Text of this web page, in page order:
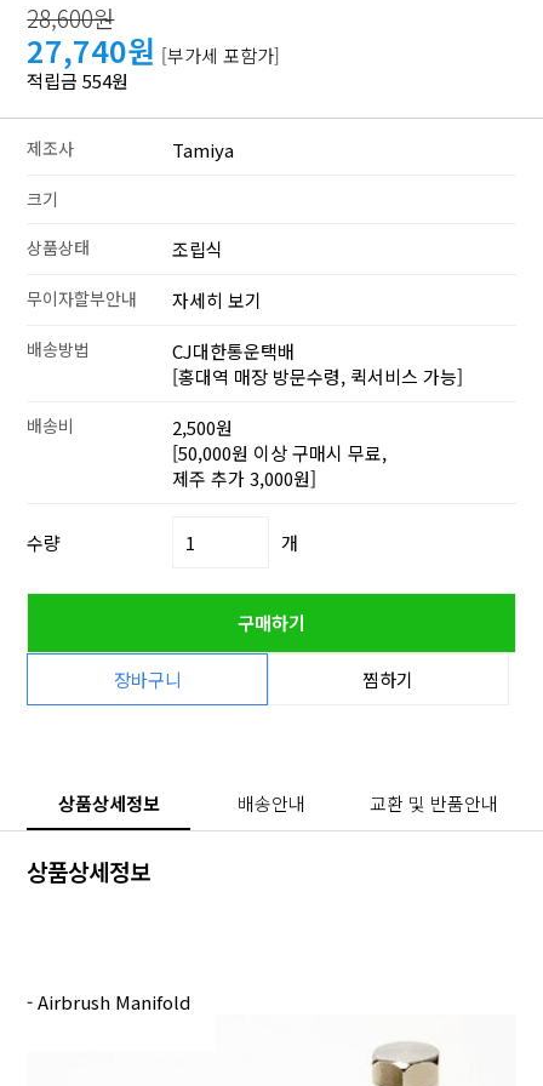
28,600원
27,740원 [부가세 포함가]
적립금 554원
제조사 Tamiya
크기
상품상태
조립식
무이자할부안내 자세히 보기
배송방법
CJ대한통운택배
[홍대역 매장 방문수령, 퀵서비스 가능]
배송비
2,500원
[50,000원 이상 구매시 무료,
제주 추가 3,000원]
수량 개
구매하기
장바구니 찜하기
상품상세정보 배송안내 교환 및 반품안내
상품상세정보
- Airbrush Manifold